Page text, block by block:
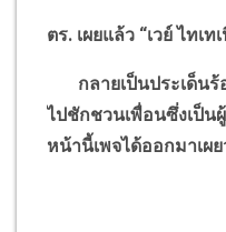
ตร. เผยแล้ว “เวย์ ไทเท
กลายเป็นประเด็นร้
ไปชักชวนเพื่อนซึ่งเป็
หน้านี้เพจได้ออกมาเผ